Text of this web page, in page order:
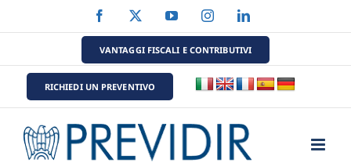
al
Facebook YouTubeInstagramLinkedIn
VANTAGGI FISCALI E CONTRIBUTIVI
RICHIEDI UN PREVENTIVO